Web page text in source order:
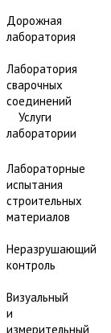
Дорожная
лаборатория
Лаборатория
сварочных
соединений
Услуги
лаборатории
Лабораторные
испытания
строительных
материалов
Неразрушающий
контроль
Визуальный
и
измерительный